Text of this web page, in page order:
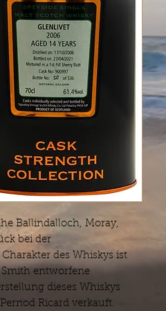
Ballindalloch, Moray,
bei der
des Whiskys ist
Smith entworfene
dieses Whiskys
Ricard verkauft.